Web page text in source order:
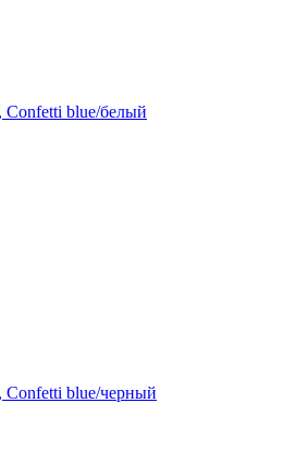
blue/белый
blue/черный